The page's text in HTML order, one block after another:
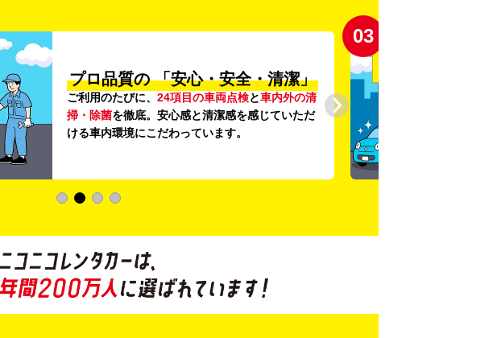
プロ品質の 「安心・安全・清潔」
ご利用のたびに、 24項目の車両点検と車内外の清
掃・除菌を徹底。安心感と清潔感を感じていただ
ける車内環境にこだわっています。
03